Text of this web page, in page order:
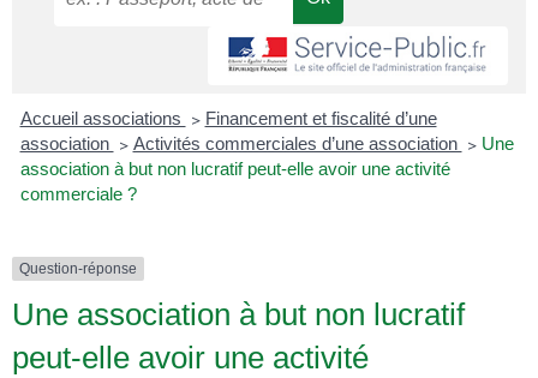
Accueil associations > Financement et fiscalité d’une
association > Activités commerciales d’une association > Une
association à but non lucratif peut-elle avoir une activité
commerciale ?
Question-réponse
Une association à but non lucratif
peut-elle avoir une activité